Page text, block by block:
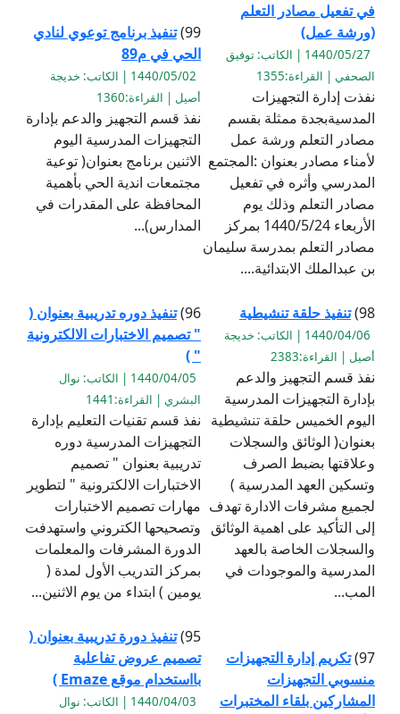
في تفعيل مصادر التعلم
(ورشة عمل)
1440/05/27 | الكاتب: توفيق
الصحفي | القراءة:1355
نفذت إدارة التجهيزات
المدسيةبجدة ممثلة بقسم
مصادر التعلم ورشة عمل
لأمناء مصادر بعنوان :المجتمع
المدرسي وأثره في تفعيل
مصادر التعلم وذلك يوم
الأربعاء 1440/5/24 بمركز
مصادر التعلم بمدرسة سليمان
بن عبدالملك الابتدائية....
99) تنفيذ برنامج توعوي لنادي
الحي في م89
1440/05/02 | الكاتب: خديجة
أصيل | القراءة:1360
نفذ قسم التجهيز والدعم بإدارة
التجهيزات المدرسية اليوم
الاثنين برنامج بعنوان( توعية
مجتمعات اندية الحي بأهمية
المحافظة على المقدرات في
المدارس)...
98) تنفيذ حلقة تنشيطية
1440/04/06 | الكاتب: خديجة
أصيل | القراءة:2383
نفذ قسم التجهيز والدعم
بإدارة التجهيزات المدرسية
اليوم الخميس حلقة تنشيطية
بعنوان( الوثائق والسجلات
وعلاقتها بضبط الصرف
وتسكين العهد المدرسية )
لجميع مشرفات الادارة تهدف
إلى التأكيد على اهمية الوثائق
والسجلات الخاصة بالعهد
المدرسية والموجودات في
المب...
96) تنفيذ دوره تدريبية بعنوان (
" تصميم الاختبارات الالكترونية
" )
1440/04/05 | الكاتب: نوال
البشري | القراءة:1441
نفذ قسم تقنيات التعليم بإدارة
التجهيزات المدرسية دوره
تدريبية بعنوان " تصميم
الاختبارات الالكترونية " لتطوير
مهارات تصميم الاختبارات
وتصحيحها الكتروني واستهدفت
الدورة المشرفات والمعلمات ‏
بمركز التدريب الأول لمدة (
يومين ) ابتداء من يوم الاثنين...
97) تكريم إدارة التجهيزات
منسوبي التجهيزات
المشاركين بلقاء المختبرات
95) تنفيذ دورة تدريبية بعنوان (
تصميم عروض تفاعلية
بااستخدام موقع Emaze )
1440/04/03 | الكاتب: نوال